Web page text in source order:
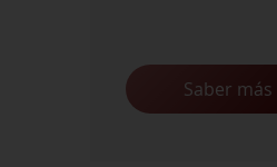
Saber más